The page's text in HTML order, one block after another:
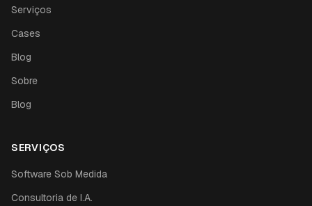
Serviços
Cases
Blog
Sobre
Blog
SERVIÇOS
Software Sob Medida
Consultoria de I.A.